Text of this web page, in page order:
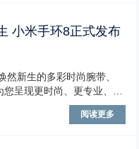
小米手环8正式发布
新生的多彩时尚腕带、
呈现更时尚、更专业、更
249、NFC版售价299元，
售。2023年4月18日-23
阅读更多